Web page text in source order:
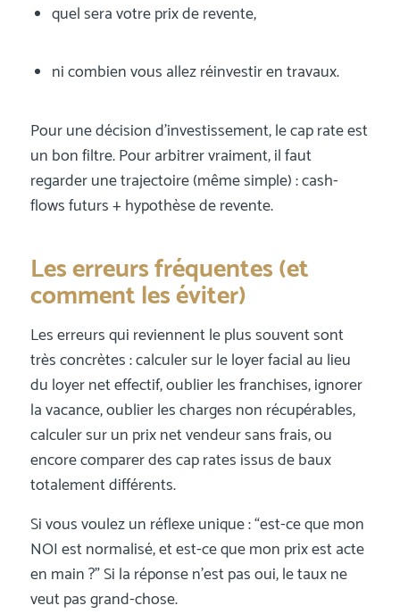
quel sera votre prix de revente,
ni combien vous allez réinvestir en travaux.
Pour une décision d’investissement, le cap rate est
un bon filtre. Pour arbitrer vraiment, il faut
regarder une trajectoire (même simple) : cash-
flows futurs + hypothèse de revente.
Les erreurs fréquentes (et
comment les éviter)
Les erreurs qui reviennent le plus souvent sont
très concrètes : calculer sur le loyer facial au lieu
du loyer net effectif, oublier les franchises, ignorer
la vacance, oublier les charges non récupérables,
calculer sur un prix net vendeur sans frais, ou
encore comparer des cap rates issus de baux
totalement différents.
Si vous voulez un réflexe unique : “est-ce que mon
NOI est normalisé, et est-ce que mon prix est acte
en main ?” Si la réponse n’est pas oui, le taux ne
veut pas grand-chose.